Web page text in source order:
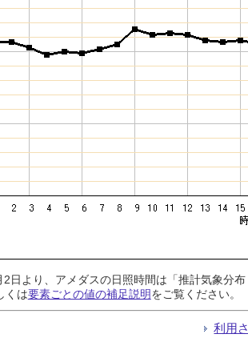
2日より、アメダスの日照時間は「推計気象分
くは要素ごとの値の補足説明をご覧ください。
利用